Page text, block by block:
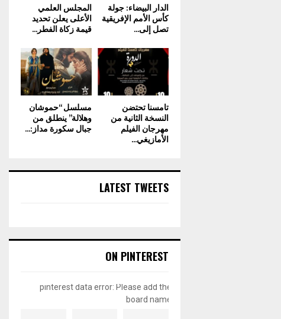
المجلس العلمي
الأعلى يعلن تحديد
قيمة زكاة الفطر...
الدار البيضاء: جولة
كأس الأمم الإفريقية
تصل إلى...
مسلسل “حموشان
وهلالة” ينطلق من
جبال سكورة مداز:...
تامسنا تحتضن
النسخة الثانية من
مهرجان الفيلم
الأمازيغي...
LATEST TWEETS
ON PINTEREST
pinterest data error: Please add the
board name